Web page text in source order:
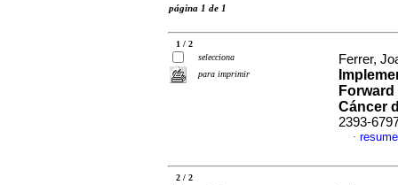
página 1 de 1
1 / 2
selecciona
para imprimir
Ferrer,
Cáncer
2393-
·
2 / 2